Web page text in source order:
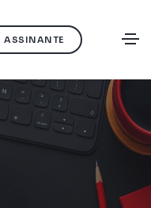
ASSINANTE